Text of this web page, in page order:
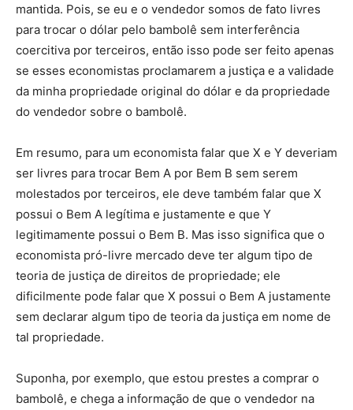
mantida. Pois, se eu e o vendedor somos de fato livres
para trocar o dólar pelo bambolê sem interferência
coercitiva por terceiros, então isso pode ser feito apenas
se esses economistas proclamarem a justiça e a validade
da minha propriedade original do dólar e da propriedade
do vendedor sobre o bambolê.
Em resumo, para um economista falar que X e Y deveriam
ser livres para trocar Bem A por Bem B sem serem
molestados por terceiros, ele deve também falar que X
possui o Bem A legítima e justamente e que Y
legitimamente possui o Bem B. Mas isso significa que o
economista pró-livre mercado deve ter algum tipo de
teoria de justiça de direitos de propriedade; ele
dificilmente pode falar que X possui o Bem A justamente
sem declarar algum tipo de teoria da justiça em nome de
tal propriedade.
Suponha, por exemplo, que estou prestes a comprar o
bambolê, e chega a informação de que o vendedor na